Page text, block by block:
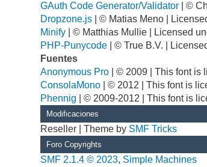
GAuth Code Generator/Validator | ©
Dropzone.js | © Matias Meno |
Minify | © Matthias Mullie | Licensed
PHP-Punycode | © True B.V. |
Fuentes
Anonymous Pro | © 2009 | This font is
ConsolaMono | © 2012 | This font is
Phennig | © 2009-2012 | This font is
Modificaciones
Reseller | Theme by SMF Tricks
Foro Copyrights
SMF 2.1.4 © 2023, Simple Machines